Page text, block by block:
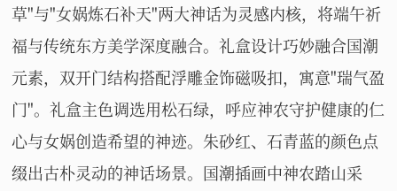
草"与"女娲炼石补天"两大神话为灵感内核，将端午祈
福与传统东方美学深度融合。礼盒设计巧妙融合国潮
元素，双开门结构搭配浮雕金饰磁吸扣，寓意"瑞气盈
门"。礼盒主色调选用松石绿，呼应神农守护健康的仁
心与女娲创造希望的神迹。朱砂红、石青蓝的颜色点
缀出古朴灵动的神话场景。国潮插画中神农踏山采